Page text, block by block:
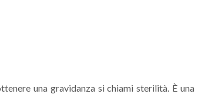
una gravidanza si chiami sterilità. È una